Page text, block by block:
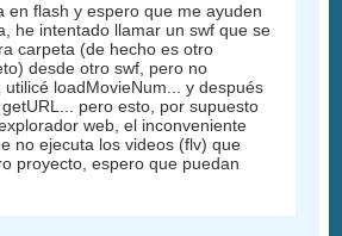
en flash y espero que me ayuden
he intentado llamar un swf que se
carpeta (de hecho es otro
desde otro swf, pero no
utilicé loadMovieNum... y después
pero esto, por supuesto
web, el inconveniente
no ejecuta los videos (flv) que
proyecto, espero que puedan